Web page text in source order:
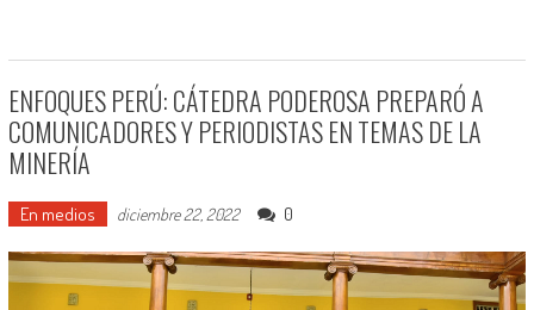
ENFOQUES PERÚ: CÁTEDRA PODEROSA PREPARÓ A
COMUNICADORES Y PERIODISTAS EN TEMAS DE LA
MINERÍA
En medios diciembre 22, 2022 0